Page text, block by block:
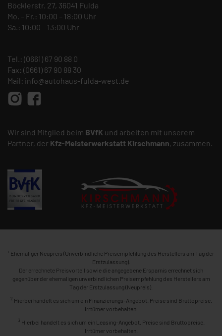
Böcklerstr. 27, 36041 Fulda
Mo. – Fr.: 10:00 – 18:00 Uhr
Sa.: 10:00 – 13:00 Uhr
Tel.: (0661) 67 90 88 0
Fax: (0661) 67 90 88 30
Mail: info@autohaus-fulda-west.de
Wir sind Mitglied beim BVfK und arbeiten mit unserem
Partner, der Kfz-Meisterwerkstatt Kirschmann, zusammen.
1 Ehemaliger Neupreis (Unverbindliche Preisempfehlung des Herstellers am Tag der
Erstzulassung).
Der errechnete Preisvorteil sowie die angegebene Ersparnis errechnet sich
gegenüber der ehemaligen unverbindlichen Preisempfehlung des Herstellers am
Tag der Erstzulassung (Neupreis).
2 Hierbei handelt es sich um ein Finanzierungs-Angebot. Preise sind Bruttopreise.
Irrtümer vorbehalten.
3 Hierbei handelt es sich um ein Leasing-Angebot. Preise sind Bruttopreise.
Irrtümer vorbehalten.